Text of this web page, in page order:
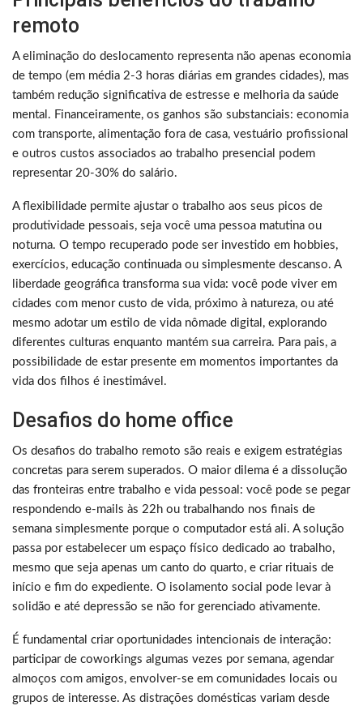
remoto
A eliminação do deslocamento representa não apenas economia
de tempo (em média 2-3 horas diárias em grandes cidades), mas
também redução significativa de estresse e melhoria da saúde
mental. Financeiramente, os ganhos são substanciais: economia
com transporte, alimentação fora de casa, vestuário profissional
e outros custos associados ao trabalho presencial podem
representar 20-30% do salário.
A flexibilidade permite ajustar o trabalho aos seus picos de
produtividade pessoais, seja você uma pessoa matutina ou
noturna. O tempo recuperado pode ser investido em hobbies,
exercícios, educação continuada ou simplesmente descanso. A
liberdade geográfica transforma sua vida: você pode viver em
cidades com menor custo de vida, próximo à natureza, ou até
mesmo adotar um estilo de vida nômade digital, explorando
diferentes culturas enquanto mantém sua carreira. Para pais, a
possibilidade de estar presente em momentos importantes da
vida dos filhos é inestimável.
Desafios do home office
Os desafios do trabalho remoto são reais e exigem estratégias
concretas para serem superados. O maior dilema é a dissolução
das fronteiras entre trabalho e vida pessoal: você pode se pegar
respondendo e-mails às 22h ou trabalhando nos finais de
semana simplesmente porque o computador está ali. A solução
passa por estabelecer um espaço físico dedicado ao trabalho,
mesmo que seja apenas um canto do quarto, e criar rituais de
início e fim do expediente. O isolamento social pode levar à
solidão e até depressão se não for gerenciado ativamente.
É fundamental criar oportunidades intencionais de interação:
participar de coworkings algumas vezes por semana, agendar
almoços com amigos, envolver-se em comunidades locais ou
grupos de interesse. As distrações domésticas variam desde